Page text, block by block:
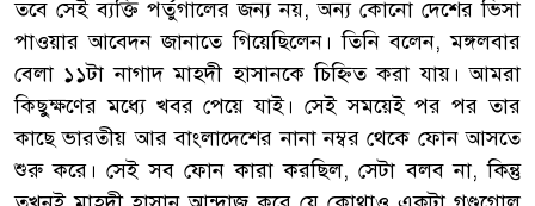
তবে সেই ব্যক্তি পর্তুগালের জন্য নয়, অন্য কোনো দেশের ভিসা
পাওয়ার আবেদন জানাতে গিয়েছিলেন। তিনি বলেন, মঙ্গলবার
বেলা ১১টা নাগাদ মাহদী হাসানকে চিহ্নিত করা যায়। আমরা
কিছুক্ষণের মধ্যে খবর পেয়ে যাই। সেই সময়েই পর পর তার
কাছে ভারতীয় আর বাংলাদেশের নানা নম্বর থেকে ফোন আসতে
শুরু করে। সেই সব ফোন কারা করছিল, সেটা বলব না, কিন্তু